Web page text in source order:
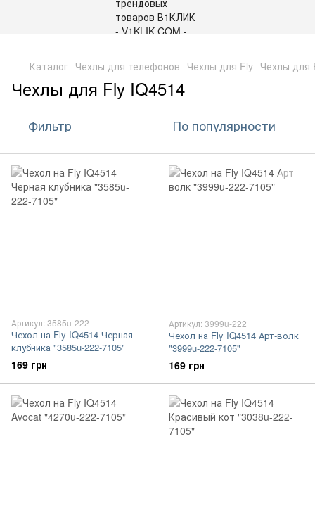
Каталог Чехлы для телефонов Чехлы для Fly Чехлы для
Чехлы для Fly IQ4514
Фильтр По популярности
Артикул: 3585u-222
Чехол на Fly IQ4514 Черная
клубника "3585u-222-7105"
169 грн
Артикул: 3999u-222
Чехол на Fly IQ4514 Арт-волк
"3999u-222-7105"
169 грн